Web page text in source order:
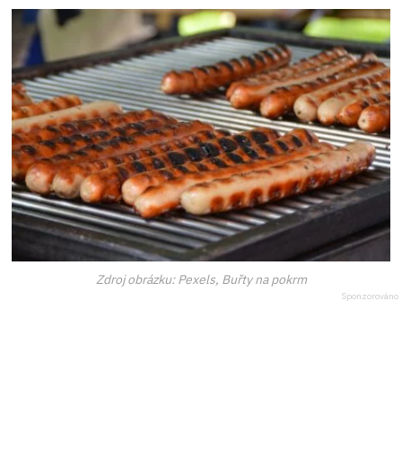
Zdroj obrázku: Pexels, Buřty na pokrm